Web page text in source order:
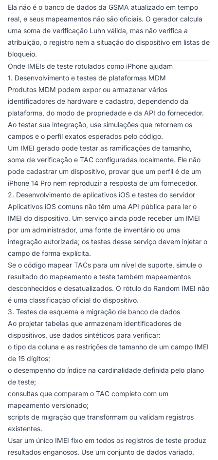
Ela não é o banco de dados da GSMA atualizado em tempo
real, e seus mapeamentos não são oficiais. O gerador calcula
uma soma de verificação Luhn válida, mas não verifica a
atribuição, o registro nem a situação do dispositivo em listas de
bloqueio.
Onde IMEIs de teste rotulados como iPhone ajudam
1. Desenvolvimento e testes de plataformas MDM
Produtos MDM podem expor ou armazenar vários
identificadores de hardware e cadastro, dependendo da
plataforma, do modo de propriedade e da API do fornecedor.
Ao testar sua integração, use simulações que retornem os
campos e o perfil exatos esperados pelo código.
Um IMEI gerado pode testar as ramificações de tamanho,
soma de verificação e TAC configuradas localmente. Ele não
pode cadastrar um dispositivo, provar que um perfil é de um
iPhone 14 Pro nem reproduzir a resposta de um fornecedor.
2. Desenvolvimento de aplicativos iOS e testes do servidor
Aplicativos iOS comuns não têm uma API pública para ler o
IMEI do dispositivo. Um serviço ainda pode receber um IMEI
por um administrador, uma fonte de inventário ou uma
integração autorizada; os testes desse serviço devem injetar o
campo de forma explícita.
Se o código mapear TACs para um nível de suporte, simule o
resultado do mapeamento e teste também mapeamentos
desconhecidos e desatualizados. O rótulo do Random IMEI não
é uma classificação oficial do dispositivo.
3. Testes de esquema e migração de banco de dados
Ao projetar tabelas que armazenam identificadores de
dispositivos, use dados sintéticos para verificar:
o tipo da coluna e as restrições de tamanho de um campo IMEI
de 15 dígitos;
o desempenho do índice na cardinalidade definida pelo plano
de teste;
consultas que comparam o TAC completo com um
mapeamento versionado;
scripts de migração que transformam ou validam registros
existentes.
Usar um único IMEI fixo em todos os registros de teste produz
resultados enganosos. Use um conjunto de dados variado.